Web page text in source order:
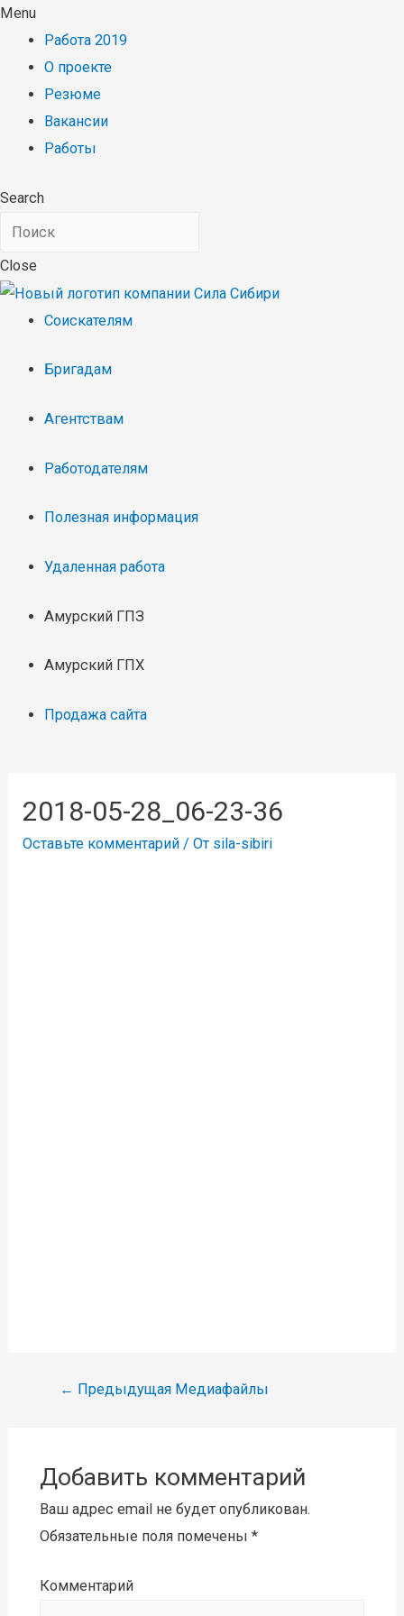
Menu
Работа 2019
О проекте
Резюме
Вакансии
Работы
Search
Close
Соискателям
Бригадам
Агентствам
Работодателям
Полезная информация
Удаленная работа
Амурский ГПЗ
Амурский ГПХ
Продажа сайта
2018-05-28_06-23-36
Оставьте комментарий / От sila-sibiri
Навигация
← Предыдущая Медиафайлы
Добавить комментарий
Ваш адрес email не будет опубликован.
Обязательные поля помечены *
Комментарий